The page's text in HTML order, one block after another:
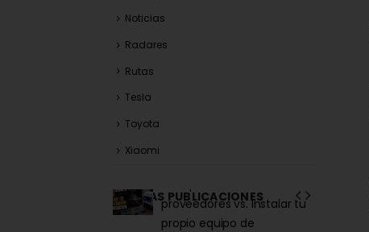
Noticias
Radares
Rutas
Tesla
Toyota
Xiaomi
ÚLTIMAS PUBLICACIONES
proveedores vs. Instalar tu
propio equipo de